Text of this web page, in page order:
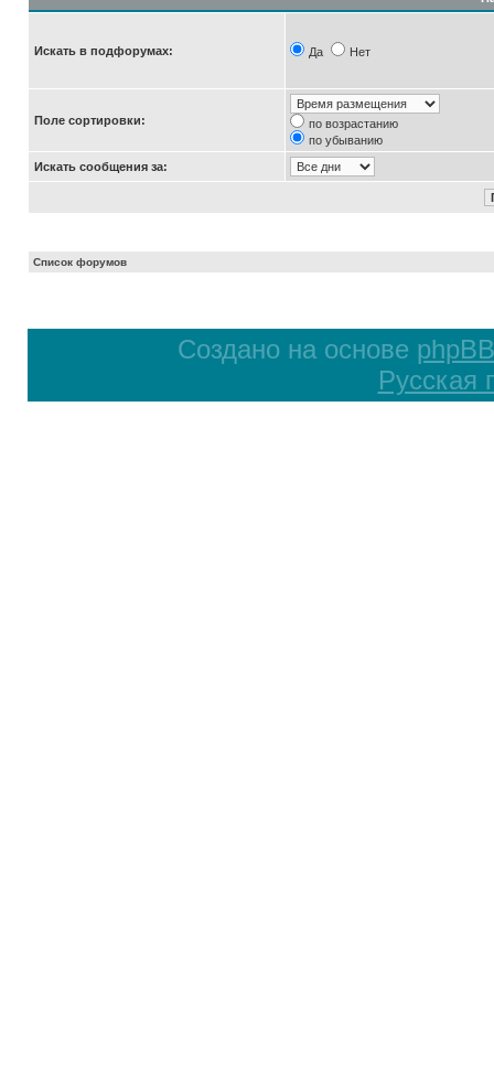
Искать в подфорумах: Да Нет
Поле сортировки:
по возрастанию
по убыванию
Искать сообщения за:
Список форумов
Создано на основе phpBB
Русская